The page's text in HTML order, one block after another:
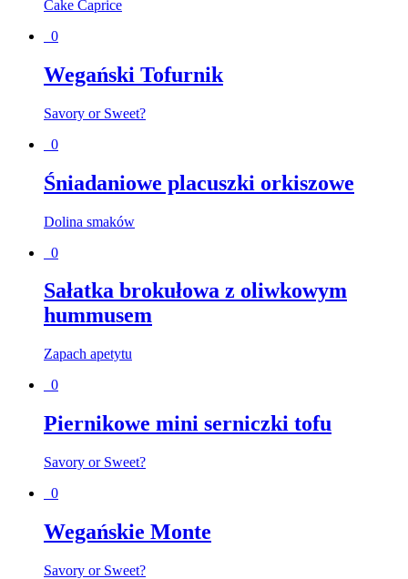
Cake Caprice
0
Wegański Tofurnik
Savory or Sweet?
0
Śniadaniowe placuszki orkiszowe
Dolina smaków
0
Sałatka brokułowa z oliwkowym
hummusem
Zapach apetytu
0
Piernikowe mini serniczki tofu
Savory or Sweet?
0
Wegańskie Monte
Savory or Sweet?